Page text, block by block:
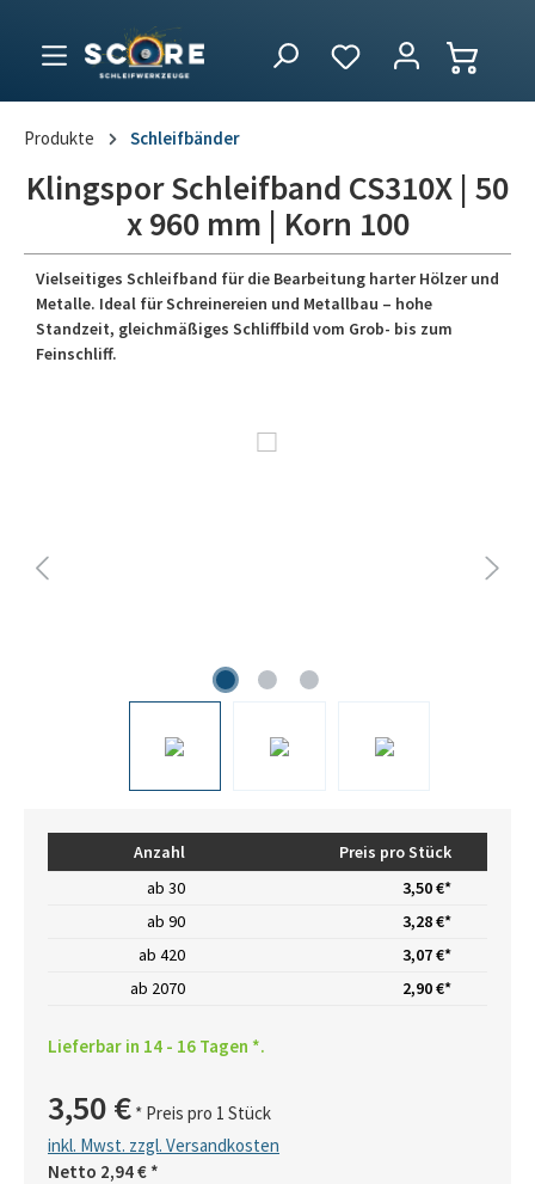
Produkte Schleifbänder
Klingspor Schleifband CS310X | 50
x 960 mm | Korn 100
Vielseitiges Schleifband für die Bearbeitung harter Hölzer und
Metalle. Ideal für Schreinereien und Metallbau – hohe
Standzeit, gleichmäßiges Schliffbild vom Grob- bis zum
Feinschliff.
Anzahl
Preis pro Stück
ab 30
3,50 €*
ab 90
3,28 €*
ab 420
3,07 €*
ab 2070 2,90 €*
Lieferbar in 14 - 16 Tagen *.
3,50 € * Preis pro 1 Stück
inkl. Mwst. zzgl. Versandkosten
Netto 2,94 € *